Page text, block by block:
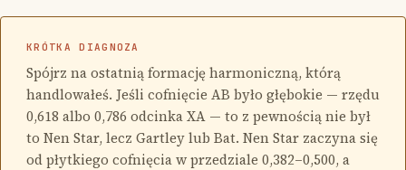
KRÓTKA DIAGNOZA
Spójrz na ostatnią formację harmoniczną, którą
handlowałeś. Jeśli cofnięcie AB było głębokie — rzędu
0,618 albo 0,786 odcinka XA — to z pewnością nie był
to Nen Star, lecz Gartley lub Bat. Nen Star zaczyna się
od płytkiego cofnięcia w przedziale 0,382–0,500, a